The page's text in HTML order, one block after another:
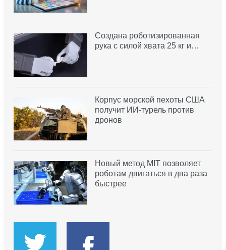
Создана роботизированная
рука с силой хвата 25 кг и…
Корпус морской пехоты США
получит ИИ-турель против
дронов
Новый метод MIT позволяет
роботам двигаться в два раза
быстрее